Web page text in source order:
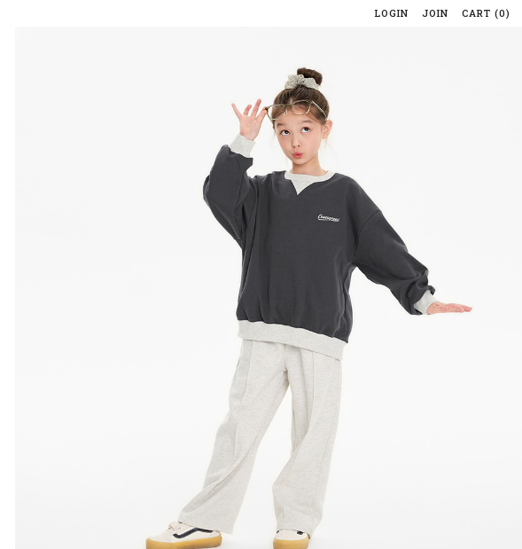
LOGIN JOIN CART (0)